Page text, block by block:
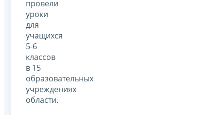
провели
уроки
для
учащихся
5-6
классов
в 15
образовательных
учреждениях
области.